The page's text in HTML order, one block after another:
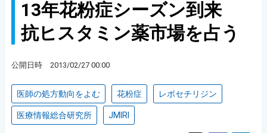
13年花粉症シーズン到来
抗ヒスタミン薬市場を占う
公開日時 2013/02/27 00:00
医師の処方動向をよむ 花粉症 レボセチリジン
医療情報総合研究所 JMIRI